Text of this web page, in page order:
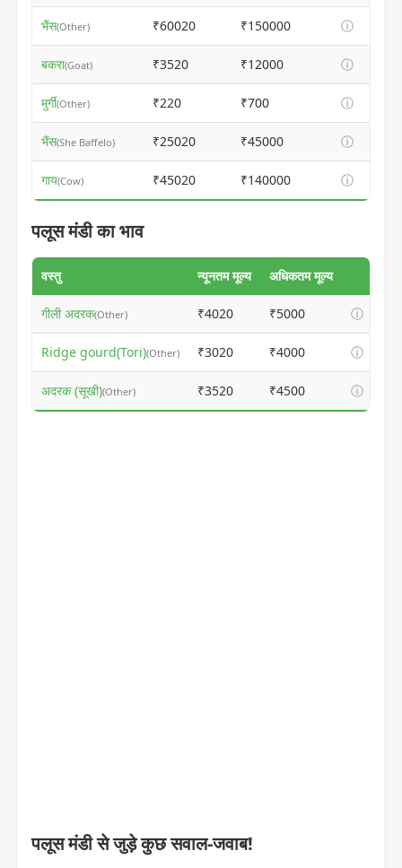
भैंस(Other) ₹60020 ₹150000 ⓘ
बकरा(Goat) ₹3520 ₹12000 ⓘ
मुर्गी(Other) ₹220 ₹700 ⓘ
भैंस(She Baffelo) ₹25020 ₹45000 ⓘ
गाय(Cow) ₹45020 ₹140000 ⓘ
पलूस मंडी का भाव
वस्तु न्यूनतम मूल्य अधिकतम मूल्य
गीली अदरक(Other) ₹4020 ₹5000 ⓘ
Ridge gourd(Tori)(Other) ₹3020 ₹4000 ⓘ
अदरक (सूखी)(Other) ₹3520 ₹4500 ⓘ
पलूस मंडी से जुड़े कुछ सवाल-जवाब!